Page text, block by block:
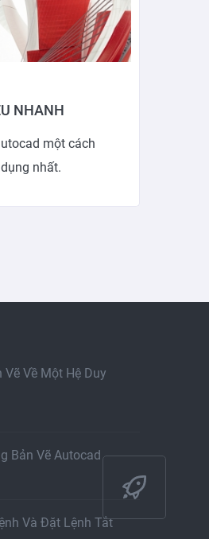
NHANH
một cách
nhất.
Vẽ Về Một Hệ Duy
Bản Vẽ Autocad
Và Đặt Lệnh Tắt